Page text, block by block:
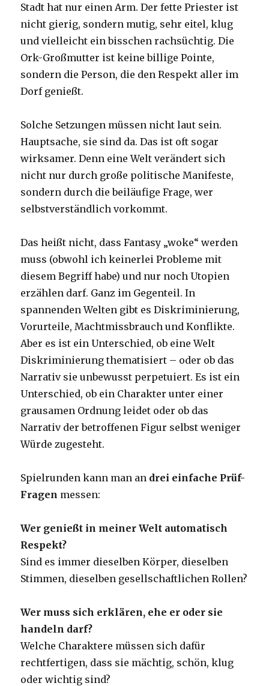
Stadt hat nur einen Arm. Der fette Priester ist
nicht gierig, sondern mutig, sehr eitel, klug
und vielleicht ein bisschen rachsüchtig. Die
Ork-Großmutter ist keine billige Pointe,
sondern die Person, die den Respekt aller im
Dorf genießt.
Solche Setzungen müssen nicht laut sein.
Hauptsache, sie sind da. Das ist oft sogar
wirksamer. Denn eine Welt verändert sich
nicht nur durch große politische Manifeste,
sondern durch die beiläufige Frage, wer
selbstverständlich vorkommt.
Das heißt nicht, dass Fantasy „woke“ werden
muss (obwohl ich keinerlei Probleme mit
diesem Begriff habe) und nur noch Utopien
erzählen darf. Ganz im Gegenteil. In
spannenden Welten gibt es Diskriminierung,
Vorurteile, Machtmissbrauch und Konflikte.
Aber es ist ein Unterschied, ob eine Welt
Diskriminierung thematisiert – oder ob das
Narrativ sie unbewusst perpetuiert. Es ist ein
Unterschied, ob ein Charakter unter einer
grausamen Ordnung leidet oder ob das
Narrativ der betroffenen Figur selbst weniger
Würde zugesteht.
Spielrunden kann man an drei einfache Prüf-
Fragen messen:
Wer genießt in meiner Welt automatisch
Respekt?
Sind es immer dieselben Körper, dieselben
Stimmen, dieselben gesellschaftlichen Rollen?
Wer muss sich erklären, ehe er oder sie
handeln darf?
Welche Charaktere müssen sich dafür
rechtfertigen, dass sie mächtig, schön, klug
oder wichtig sind?